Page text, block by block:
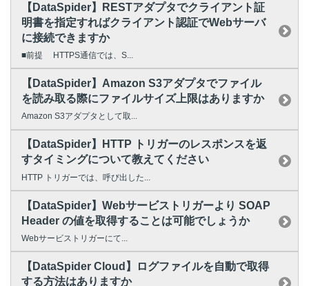
【DataSpider】RESTアダプタでクライアント証
明書を指定すればクライアント認証でWebサーバ
に接続できますか
■前提 HTTPS通信では、S...
【DataSpider】Amazon S3アダプタでファイル
を読み取る際にファイルサイズ上限はありますか
Amazon S3アダプタとして取...
【DataSpider】HTTP トリガーのレスポンスを返
すタイミングについて教えてください
HTTP トリガーでは、呼び出した...
【DataSpider】Webサービストリガーより SOAP
Header の値を取得することは可能でしょうか
Webサービストリガーにて...
【DataSpider Cloud】ログファイルを自動で取得
する方法はありますか